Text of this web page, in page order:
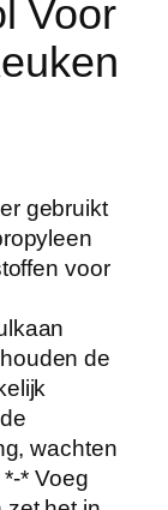
Voor
gebruikt
voor
de
wachten
* Voeg